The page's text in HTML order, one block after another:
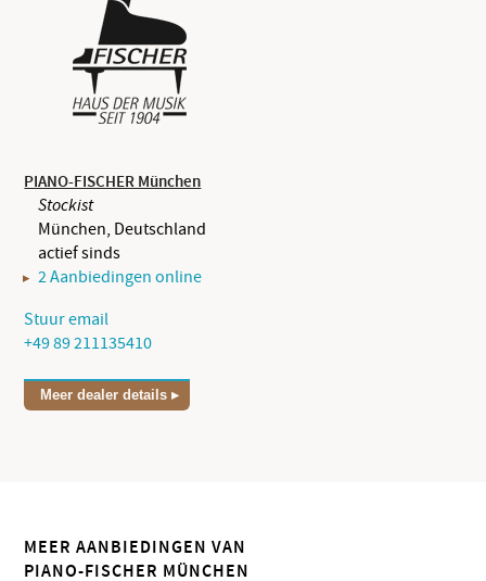
PIANO-FISCHER München
Stockist
München, Deutschland
actief sinds
2 Aanbiedingen online
Stuur email
+49 89 211135410
Meer dealer details
MEER AANBIEDINGEN VAN
PIANO-FISCHER MÜNCHEN